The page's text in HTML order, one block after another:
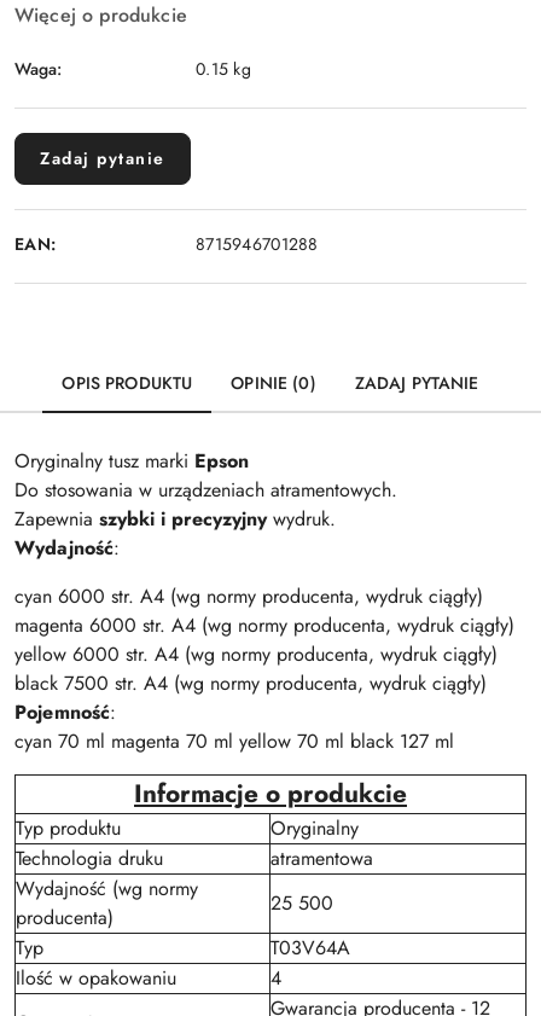
Więcej o produkcie
Waga: 0.15 kg
Zadaj pytanie
EAN: 8715946701288
OPIS PRODUKTU OPINIE (0) ZADAJ PYTANIE
Oryginalny tusz marki Epson
Do stosowania w urządzeniach atramentowych.
Zapewnia szybki i precyzyjnywydruk.
Wydajność:
cyan 6000 str. A4 (wg normy producenta, wydruk ciągły)
magenta 6000 str. A4 (wg normy producenta, wydruk ciągły)
yellow 6000 str. A4 (wg normy producenta, wydruk ciągły)
black 7500 str. A4 (wg normy producenta, wydruk ciągły)
Pojemność:
cyan 70 ml magenta 70 ml yellow 70 ml black 127 ml
Informacje o produkcie
Typ produktu
Oryginalny
Technologia druku
atramentowa
Wydajność (wg normy
producenta)
25 500
Typ
T03V64A
Ilość w opakowaniu
4
Gwarancja producenta - 12